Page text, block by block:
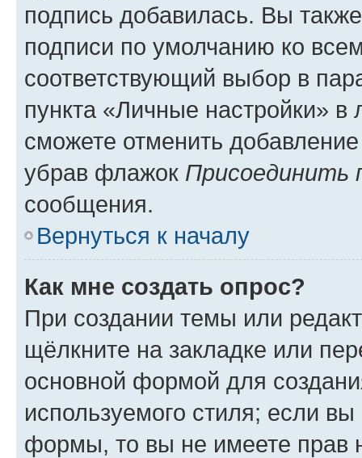
подпись добавилась. Вы
подписи по умолчанию ко
соответствующий выбор в
пункта «Личные настройки»
сможете отменить
убрав флажок Присоединить
сообщения.
Вернуться к началу
Как мне создать опрос?
При создании темы или
щёлкните на закладке или
основной формой для
используемого стиля; если
формы, то вы не имеете прав